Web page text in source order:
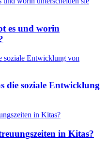
es und worin
die soziale Entwicklung
in Kitas?